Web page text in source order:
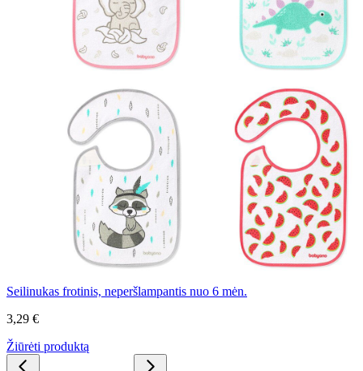
Seilinukas frotinis, neperšlampantis nuo 6 mėn.
3,29 €
Žiūrėti produktą